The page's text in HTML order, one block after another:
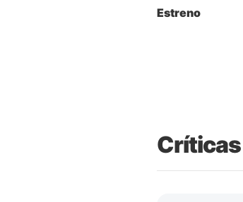
Estreno
Críticas